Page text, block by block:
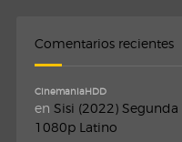
Comentarios recientes
CinemaniaHDD
en Sisi (2022) Segunda
1080p Latino